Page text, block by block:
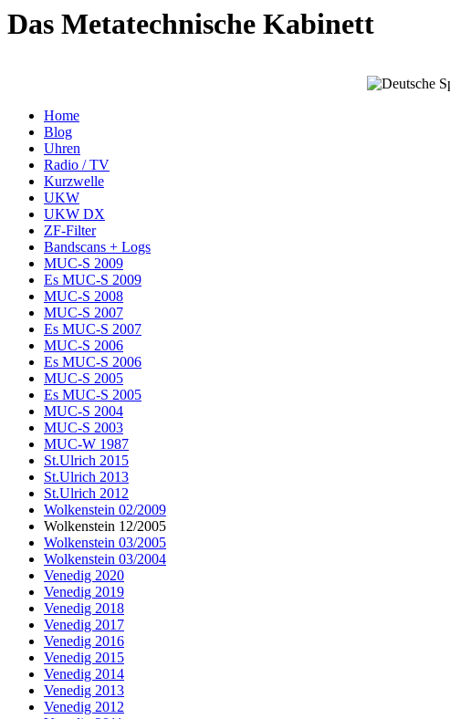
Das Metatechnische Kabinett
Home
Blog
Uhren
Radio / TV
Kurzwelle
UKW
UKW DX
ZF-Filter
Bandscans + Logs
MUC-S 2009
Es MUC-S 2009
MUC-S 2008
MUC-S 2007
Es MUC-S 2007
MUC-S 2006
Es MUC-S 2006
MUC-S 2005
Es MUC-S 2005
MUC-S 2004
MUC-S 2003
MUC-W 1987
St.Ulrich 2015
St.Ulrich 2013
St.Ulrich 2012
Wolkenstein 02/2009
Wolkenstein 12/2005
Wolkenstein 03/2005
Wolkenstein 03/2004
Venedig 2020
Venedig 2019
Venedig 2018
Venedig 2017
Venedig 2016
Venedig 2015
Venedig 2014
Venedig 2013
Venedig 2012